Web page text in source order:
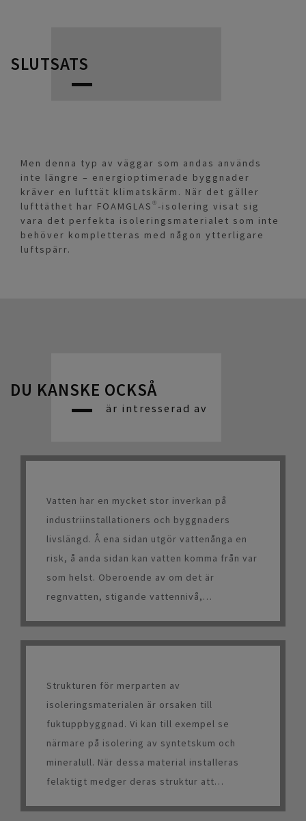
SLUTSATS
Men denna typ av väggar som andas används
inte längre – energioptimerade byggnader
kräver en lufttät klimatskärm. När det gäller
lufttäthet har FOAMGLAS®-isolering visat sig
vara det perfekta isoleringsmaterialet som inte
behöver kompletteras med någon ytterligare
luftspärr.
DU KANSKE OCKSÅ
är intresserad av
Vatten har en mycket stor inverkan på
industriinstallationers och byggnaders
livslängd. Å ena sidan utgör vattenånga en
risk, å anda sidan kan vatten komma från var
som helst. Oberoende av om det är
regnvatten, stigande vattennivå,
Strukturen för merparten av
isoleringsmaterialen är orsaken till
fuktuppbyggnad. Vi kan till exempel se
närmare på isolering av syntetskum och
mineralull. När dessa material installeras
felaktigt medger deras struktur att